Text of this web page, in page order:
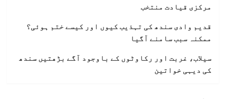
مرکزی قیادت منتخب
قدیم وادی سندھ کی تہذیب کیوں اور کیسے ختم ہوئی؟
ممکنہ سبب سامنے آگیا
سیلاب، غربت اور رکاوٹوں کے باوجود آگے بڑھتیں سندھ
کی دیہی خواتین